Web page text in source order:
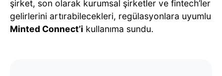
şirket, son olarak kurumsal şirketler ve fintech’ler
gelirlerini artırabilecekleri, regülasyonlara uyumlu
Minted Connect’i kullanıma sundu.